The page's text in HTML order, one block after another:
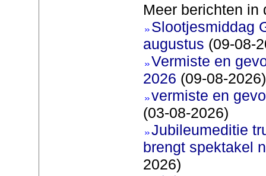
Meer berichten in
Slootjesmiddag
augustus (09-08-
Vermiste en
2026 (09-08-2026)
vermiste en
(03-08-2026)
Jubileumeditie
brengt spektakel
2026)